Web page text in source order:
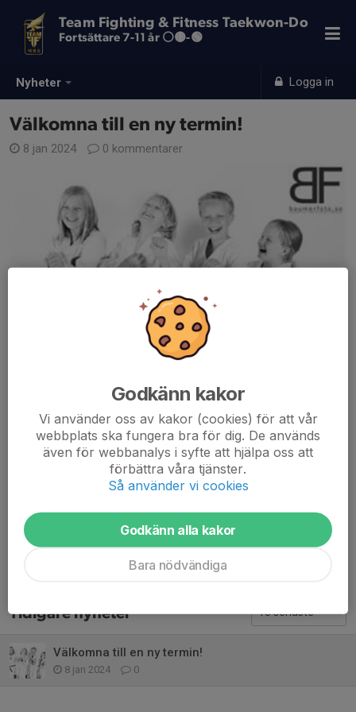
Nyheter Logga in
Team Fighting & Fitness Taekwon-Do
Fortsättare 7-11 år ⚪️🟡-🟢
Välkomna till en ny termin!
8 jan 2024 0 kommentarer
Det ska vara roligt att träna!
Från och med vecka 3 välkomnar vi nya som gamla medlemmar
till vårterminen 2026. Har du ej ännu anmält dig än klicka på
länken nedan!
Dela nyhet
Tidigare nyheter
Välkomna till en ny termin!
8 jan 2024 0
Godkänn kakor
Vi använder oss av kakor (cookies) för att vår
webbplats ska fungera bra för dig. De används
även för webbanalys i syfte att hjälpa oss att
förbättra våra tjänster.
Så använder vi cookies
Godkänn alla kakor
Bara nödvändiga